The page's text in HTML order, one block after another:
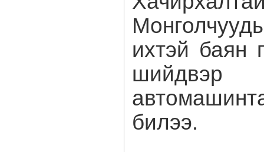
ихтэй баян
билээ.